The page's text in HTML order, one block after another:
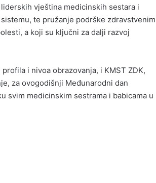
vještina medicinskih sestara i
te pružanje podrške zdravstvenim
a koji su ključni za dalji razvoj
i nivoa obrazovanja, i KMST ZDK,
za ovogodišnji Međunarodni dan
svim medicinskim sestrama i babicama u